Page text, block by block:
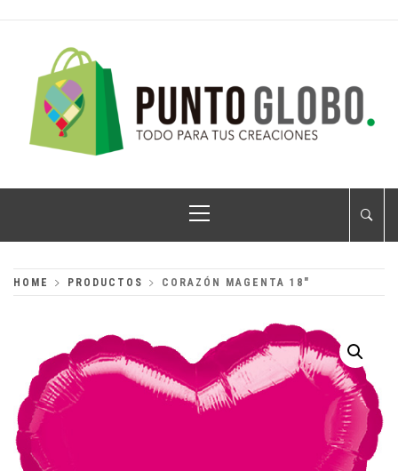
PUNTO GLOBO
Menu
HOME PRODUCTOS CORAZÓN MAGENTA 18″